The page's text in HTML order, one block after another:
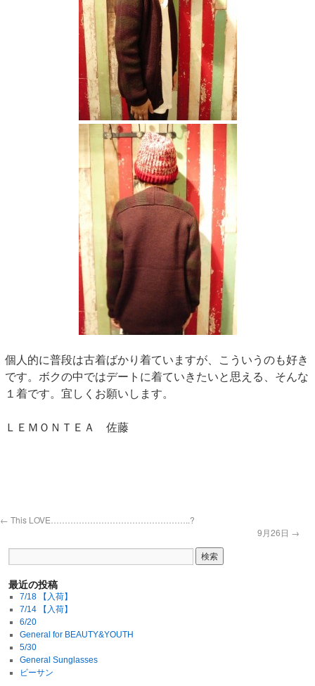
個人的に普段は古着ばかり着ていますが、こういうのも好き
です。ボクの中ではデートに着ていきたいと思える、そんな
１着です。宜しくお願いします。
ＬＥＭＯＮＴＥＡ 佐藤
← This LOVE…………………………………………..?
9月26日 →
最近の投稿
7/18 【入荷】
7/14 【入荷】
6/20
General for BEAUTY&YOUTH
5/30
General Sunglasses
ビーサン